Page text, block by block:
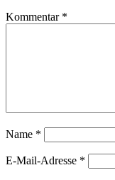
Kommentar *
Name *
E-Mail-Adresse *